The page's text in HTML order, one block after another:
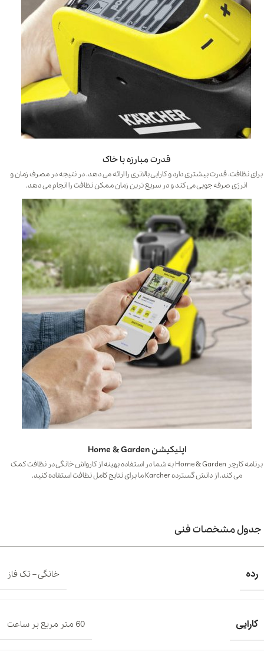
قدرت مبارزه با خاک
برای نظافت، قدرت بیشتری دارد و کارایی بالاتری را ارائه می دهد. در نتیجه در مصرف زمان و
انرژی صرفه جویی می کند و در سریع ترین زمان ممکن نظافت را انجام می دهد.
اپلیکیشن Home & Garden
برنامه کارچر Home & Garden به شما در استفاده بهینه از کارواش خانگی در نظافت کمک
می کند. از دانش گسترده Karcher ما برای نتایج کامل نظافت استفاده کنید.
جدول مشخصات فنی
رده خانگی – تک فاز
کارایی 60 متر مربع بر ساعت